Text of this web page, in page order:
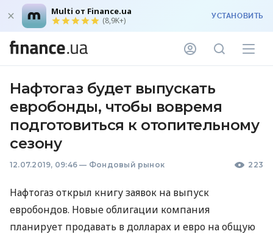
Multi от Finance.ua
(8,9K+) УСТАНОВИТЬ
Нафтогаз будет выпускать
евробонды, чтобы вовремя
подготовиться к отопительному
сезону
12.07.2019, 09:46 — Фондовый рынок 223
Нафтогаз открыл книгу заявок на выпуск
евробондов. Новые облигации компания
планирует продавать в долларах и евро на общую